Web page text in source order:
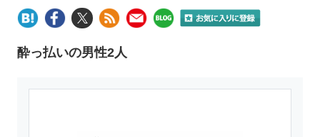
酔っ払いの男性2人